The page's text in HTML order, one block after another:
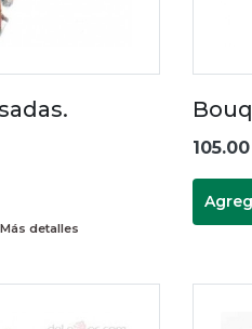
Más detalles